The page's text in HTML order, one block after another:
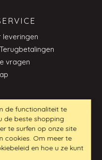
leveringen
vragen
furniture.com
de functionaliteit te
de beste shopping
te surfen op onze site
cookies. Om meer te
en hoe u ze kunt